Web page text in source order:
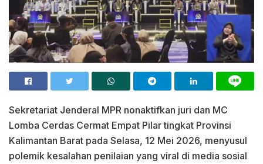
Sekretariat Jenderal MPR nonaktifkan juri dan MC
Lomba Cerdas Cermat Empat Pilar tingkat Provinsi
Kalimantan Barat pada Selasa, 12 Mei 2026, menyusul
polemik kesalahan penilaian yang viral di media sosial